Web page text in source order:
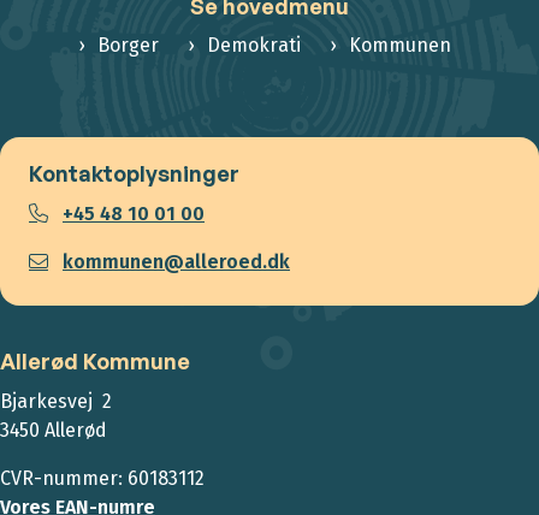
Se hovedmenu
Borger Demokrati Kommunen
Kontaktoplysninger
+45 48 10 01 00
kommunen@alleroed.dk
Allerød Kommune
Bjarkesvej 2
3450 Allerød
CVR-nummer: 60183112
Vores EAN-numre